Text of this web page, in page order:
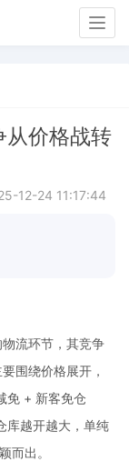
从价格战转
12-24 11:17:44
流环节，其竞争
围绕价格展开，
免 + 新客免仓
库越开越大，单纯
而出。